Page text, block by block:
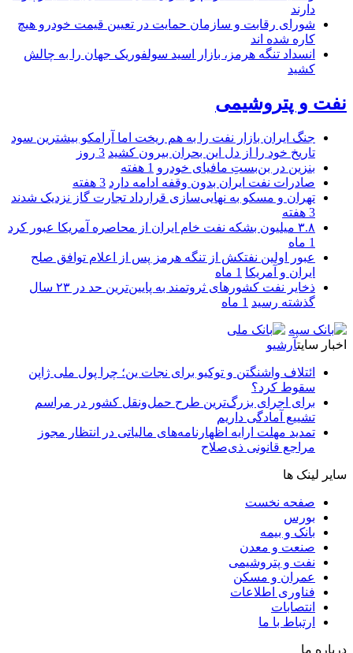
دارند
شورای رقابت و سازمان حمایت در تعیین قیمت خودرو هیچ
کاره شده اند
انسداد تنگه هرمز، بازار اسید سولفوریک جهان را به چالش
کشید
نفت و پتروشیمی
جنگ ایران بازار نفت را به هم ریخت اما آرامکو بیشترین سود
تاریخ خود را از دل این بحران بیرون کشید 3 روز
بنزین در بن‌بستِ مافیای خودرو 1 هفته
صادرات نفت ایران بدون وقفه ادامه دارد 3 هفته
تهران و مسکو به نهایی‌سازی قرارداد تجارت گاز نزدیک شدند
3 هفته
۳.۸ میلیون بشکه نفت خام ایران از محاصره آمریکا عبور کرد
1 ماه
عبور اولین نفتکش از تنگه هرمز پس از اعلام توافق صلح
ایران و آمریکا 1 ماه
ذخایر نفت کشورهای ثروتمند به پایین‌ترین حد در ۲۳ سال
گذشته رسید 1 ماه
اخبار سایتآرشیو
ائتلاف واشنگتن و توکیو برای نجات ین؛ چرا پول ملی ژاپن
سقوط کرد؟
برای اجرای بزرگ‌ترین طرح حمل‌ونقل کشور در مراسم
تشییع آمادگی داریم
تمدید مهلت ارایه اظهارنامه‌های مالیاتی در انتظار مجوز
مراجع قانونی ذی‌‏صلاح
سایر لینک ها
صفحه نخست
بورس
بانک و بیمه
صنعت و معدن
نفت و پتروشیمی
عمران و مسکن
فناوری اطلاعات
انتصابات
ارتباط با ما
درباره ما